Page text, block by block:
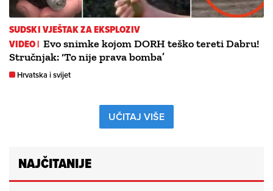
SUDSKI VJEŠTAK ZA EKSPLOZIV
VIDEO | Evo snimke kojom DORH teško tereti Dabru!
Stručnjak: ‘To nije prava bomba’
Hrvatska i svijet
UČITAJ VIŠE
NAJČITANIJE